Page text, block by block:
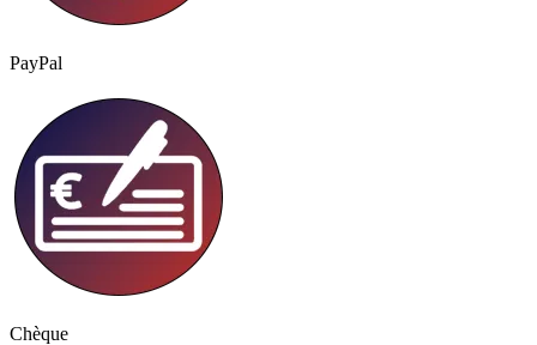
PayPal
Chèque